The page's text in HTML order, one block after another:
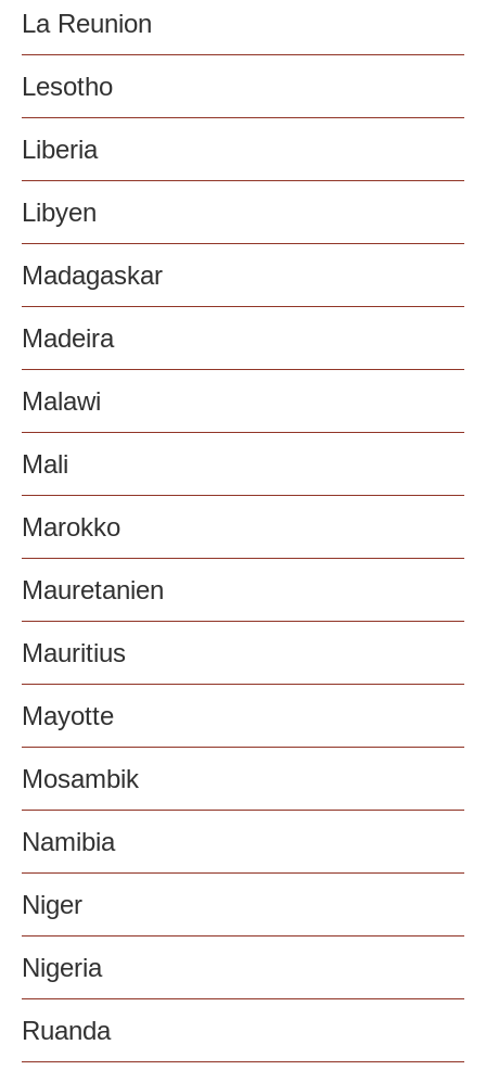
La Reunion
Lesotho
Liberia
Libyen
Madagaskar
Madeira
Malawi
Mali
Marokko
Mauretanien
Mauritius
Mayotte
Mosambik
Namibia
Niger
Nigeria
Ruanda